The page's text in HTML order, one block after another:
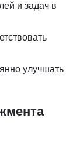
и задач в
улучшать